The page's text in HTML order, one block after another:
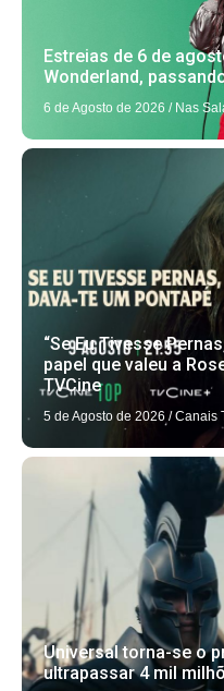
Estreias de 6 de
Wonderland,
6 de Agosto de 2026 / Nas
“Se Eu Tivesse
papel que valeu a
TVCine
5 de Agosto de 2026 / Canais
Universal torna-se o
ultrapassar 4 mil